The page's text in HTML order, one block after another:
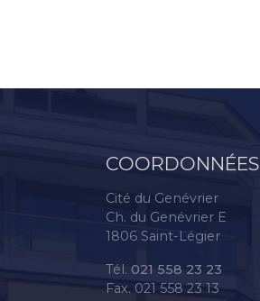
COORDONNÉES
Cité du Genévrier
Ch. du Genévrier E
1806 Saint-Légier
Tél. 021 558 23 23
Fax. 021 558 23 13